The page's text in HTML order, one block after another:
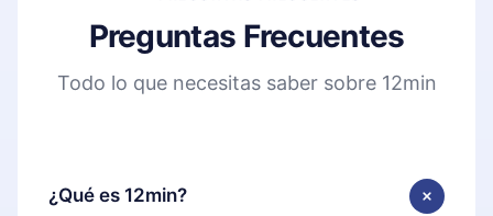
Preguntas Frecuentes
Todo lo que necesitas saber sobre 12min
¿Qué es 12min?